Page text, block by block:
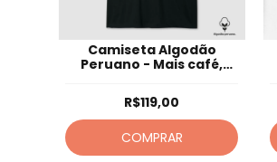
Camiseta Algodão
Peruano - Mais café,
R$119,00
COMPRAR